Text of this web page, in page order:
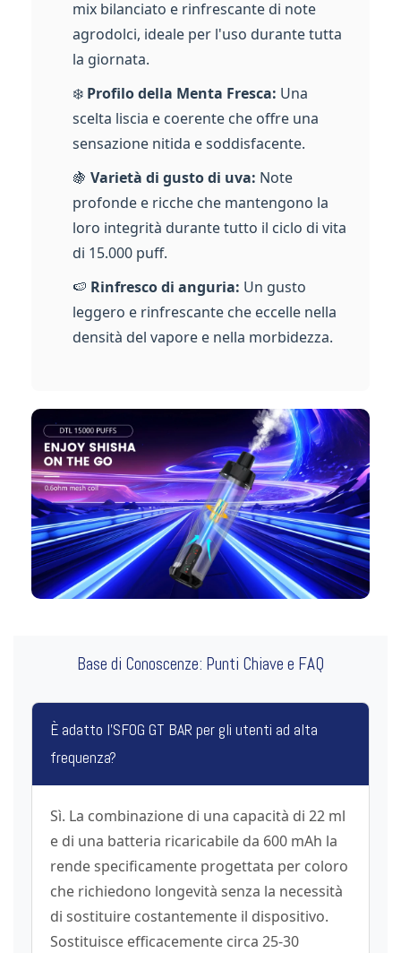
mix bilanciato e rinfrescante di note
agrodolci, ideale per l'uso durante tutta
la giornata.
❄️ Profilo della Menta Fresca: Una
scelta liscia e coerente che offre una
sensazione nitida e soddisfacente.
🍇 Varietà di gusto di uva: Note
profonde e ricche che mantengono la
loro integrità durante tutto il ciclo di vita
di 15.000 puff.
🍉 Rinfresco di anguria: Un gusto
leggero e rinfrescante che eccelle nella
densità del vapore e nella morbidezza.
Base di Conoscenze: Punti Chiave e FAQ
È adatto l'SFOG GT BAR per gli utenti ad alta
frequenza?
Sì. La combinazione di una capacità di 22 ml
e di una batteria ricaricabile da 600 mAh la
rende specificamente progettata per coloro
che richiedono longevità senza la necessità
di sostituire costantemente il dispositivo.
Sostituisce efficacemente circa 25-30